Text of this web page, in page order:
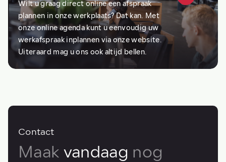
Wilt u graag direct online een afspraak
plannen in onze werkplaats? Dat kan. Met
onze online agenda kunt u eenvoudig uw
werkafspraak inplannen via onze website.
Uiteraard mag u ons ook altijd bellen.
Contact
Maak vandaag nog